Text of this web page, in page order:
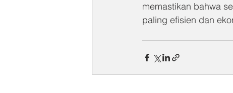
memastikan bahwa
paling efisien dan